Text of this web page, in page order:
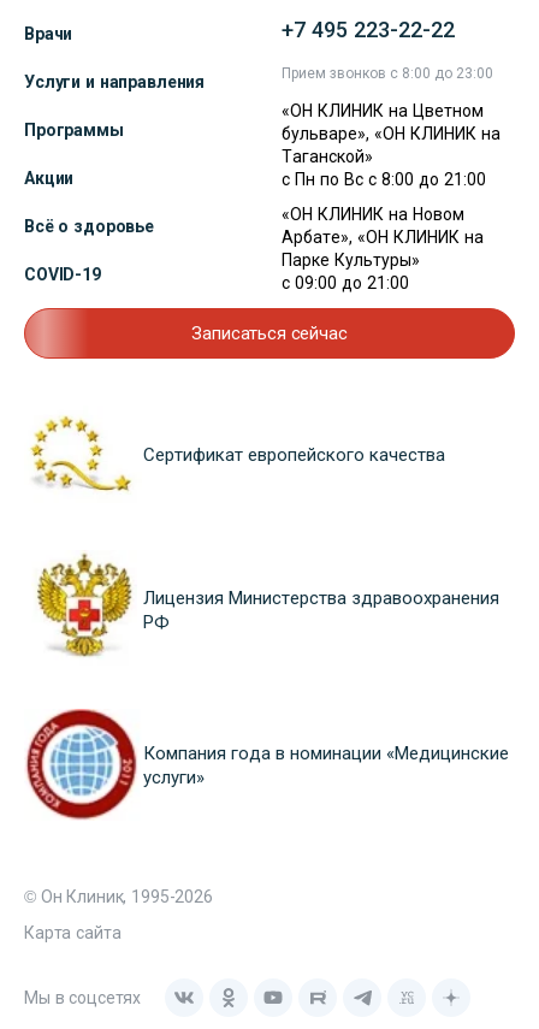
Врачи
Услуги и направления
Программы
Акции
Всё о здоровье
COVID-19
+7 495 223-22-22
Прием звонков с 8:00 до 23:00
«ОН КЛИНИК на Цветном
бульваре», «ОН КЛИНИК на
Таганской»
с Пн по Вс с 8:00 до 21:00
«ОН КЛИНИК на Новом
Арбате», «ОН КЛИНИК на
Парке Культуры»
с 09:00 до 21:00
Записаться сейчас
Сертификат европейского качества
Лицензия Министерства здравоохранения
РФ
Компания года в номинации «Медицинские
услуги»
© Он Клиник, 1995-2026
Карта сайта
Мы в соцсетях